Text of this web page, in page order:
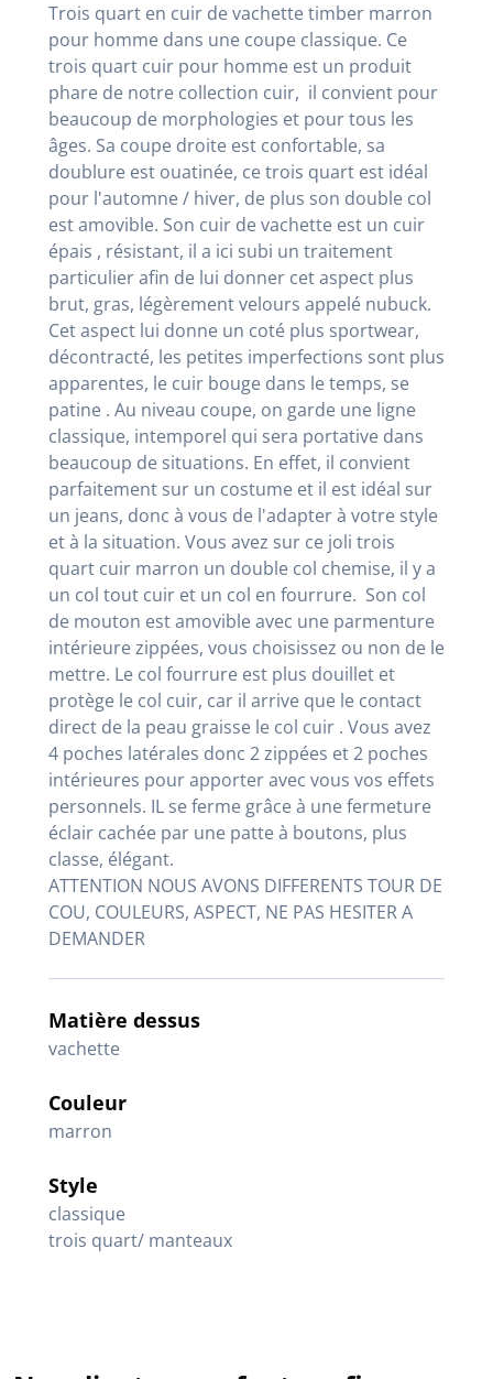
Trois quart en cuir de vachette timber marron
pour homme dans une coupe classique. Ce
trois quart cuir pour homme est un produit
phare de notre collection cuir, il convient pour
beaucoup de morphologies et pour tous les
âges. Sa coupe droite est confortable, sa
doublure est ouatinée, ce trois quart est idéal
pour l'automne / hiver, de plus son double col
est amovible. Son cuir de vachette est un cuir
épais , résistant, il a ici subi un traitement
particulier afin de lui donner cet aspect plus
brut, gras, légèrement velours appelé nubuck.
Cet aspect lui donne un coté plus sportwear,
décontracté, les petites imperfections sont plus
apparentes, le cuir bouge dans le temps, se
patine . Au niveau coupe, on garde une ligne
classique, intemporel qui sera portative dans
beaucoup de situations. En effet, il convient
parfaitement sur un costume et il est idéal sur
un jeans, donc à vous de l'adapter à votre style
et à la situation. Vous avez sur ce joli trois
quart cuir marron un double col chemise, il y a
un col tout cuir et un col en fourrure. Son col
de mouton est amovible avec une parmenture
intérieure zippées, vous choisissez ou non de le
mettre. Le col fourrure est plus douillet et
protège le col cuir, car il arrive que le contact
direct de la peau graisse le col cuir . Vous avez
4 poches latérales donc 2 zippées et 2 poches
intérieures pour apporter avec vous vos effets
personnels. IL se ferme grâce à une fermeture
éclair cachée par une patte à boutons, plus
classe, élégant.
ATTENTION NOUS AVONS DIFFERENTS TOUR DE
COU, COULEURS, ASPECT, NE PAS HESITER A
DEMANDER
Matière dessus
vachette
Couleur
marron
Style
classique
trois quart/ manteaux